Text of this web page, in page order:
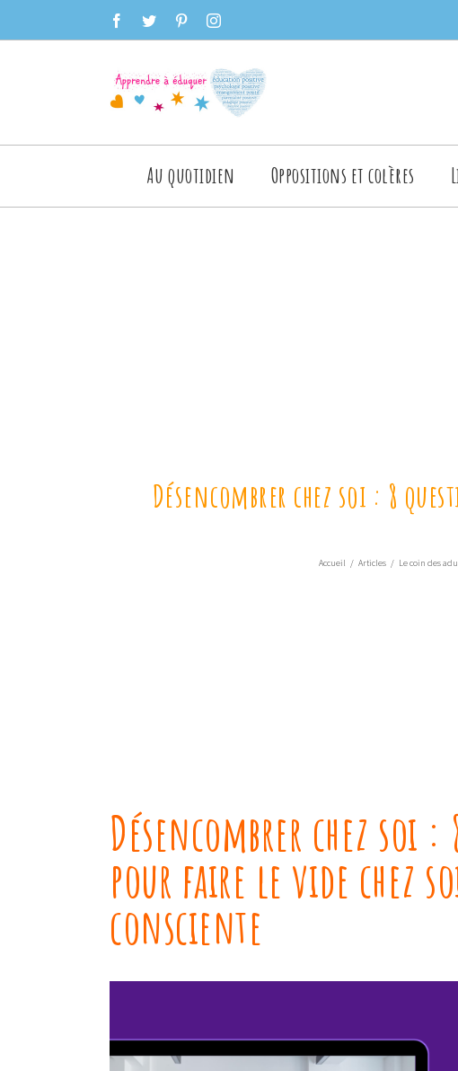
to
facebooktwitter pinterestinstagram
Rechercher
Au quotidien Oppositions et colères
Désencombrer chez soi : 8
Accueil / Articles / Le coin des
Désencombrer chez soi
pour faire le vide chez
consciente